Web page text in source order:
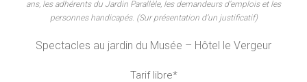
ans, les adhérents du Jardin Parallèle, les demandeurs d’emplois et les
personnes handicapés. (Sur présentation d’un justificatif)
Spectacles au jardin du Musée – Hôtel le Vergeur
Tarif libre*